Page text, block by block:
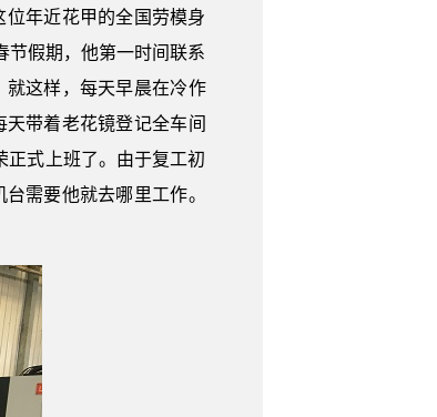
年近花甲的全国劳模身
节假期，他第一时间联系
就这样，每天早晨在冷作
带着老花镜登记全车间
正式上班了。由于复工初
需要他就去哪里工作。